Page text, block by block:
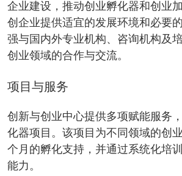
企业建设，推动创业孵化器和创业
创企业提供适宜的发展环境和必要
强与国内外专业机构、咨询机构及
创业领域的合作与交流。
项目与服务
创新与创业中心提供多项赋能服务
化器项目。该项目为不同领域的创
个月的孵化支持，并通过系统化培
能力。